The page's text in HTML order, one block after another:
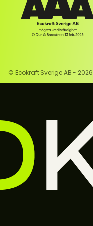
© Ecokraft Sverige AB - 2026